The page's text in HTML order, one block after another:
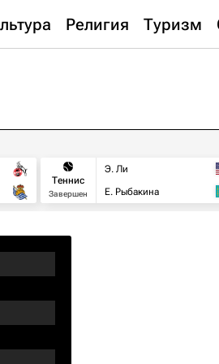
Религия Туризм
Теннис
Завершен
Э. Ли
Е. Рыбакина